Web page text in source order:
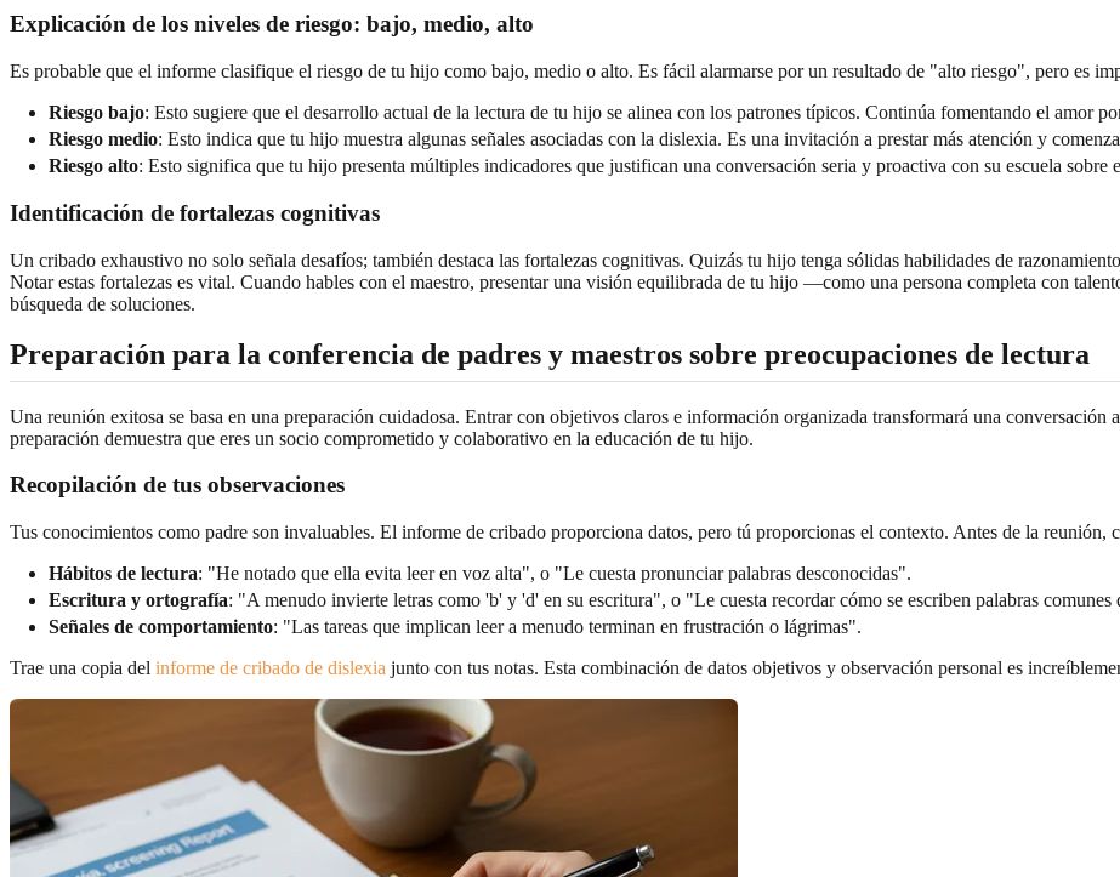
Explicación de los niveles de riesgo: bajo, medio, alto
Es probable que el informe clasifique el riesgo de tu hijo como bajo, medio o alto. Es fácil alarmarse por un resultado de "alto riesgo", pero es
Riesgo bajo: Esto sugiere que el desarrollo actual de la lectura de tu hijo se alinea con los patrones típicos. Continúa fomentando el amor
Riesgo medio: Esto indica que tu hijo muestra algunas señales asociadas con la dislexia. Es una invitación a prestar más atención y
Riesgo alto: Esto significa que tu hijo presenta múltiples indicadores que justifican una conversación seria y proactiva con su escuela
Identificación de fortalezas cognitivas
Un cribado exhaustivo no solo señala desafíos; también destaca las fortalezas cognitivas. Quizás tu hijo tenga sólidas habilidades de
Notar estas fortalezas es vital. Cuando hables con el maestro, presentar una visión equilibrada de tu hijo —como una persona completa con
búsqueda de soluciones.
Preparación para la conferencia de padres y maestros sobre preocupaciones de lectura
Una reunión exitosa se basa en una preparación cuidadosa. Entrar con objetivos claros e información organizada transformará una conversación
preparación demuestra que eres un socio comprometido y colaborativo en la educación de tu hijo.
Recopilación de tus observaciones
Tus conocimientos como padre son invaluables. El informe de cribado proporciona datos, pero tú proporcionas el contexto. Antes de la reunión,
Hábitos de lectura: "He notado que ella evita leer en voz alta", o "Le cuesta pronunciar palabras desconocidas".
Escritura y ortografía: "A menudo invierte letras como 'b' y 'd' en su escritura", o "Le cuesta recordar cómo se escriben palabras comunes
Señales de comportamiento: "Las tareas que implican leer a menudo terminan en frustración o lágrimas".
Trae una copia del informe de cribado de dislexia junto con tus notas. Esta combinación de datos objetivos y observación personal es